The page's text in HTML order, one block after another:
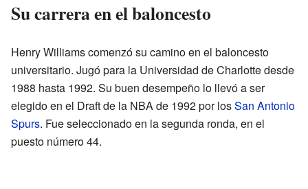
Su carrera en el baloncesto
Henry Williams comenzó su camino en el baloncesto
universitario. Jugó para la Universidad de Charlotte desde
1988 hasta 1992. Su buen desempeño lo llevó a ser
elegido en el Draft de la NBA de 1992 por losSan Antonio
Spurs. Fue seleccionado en la segunda ronda, en el
puesto número 44.